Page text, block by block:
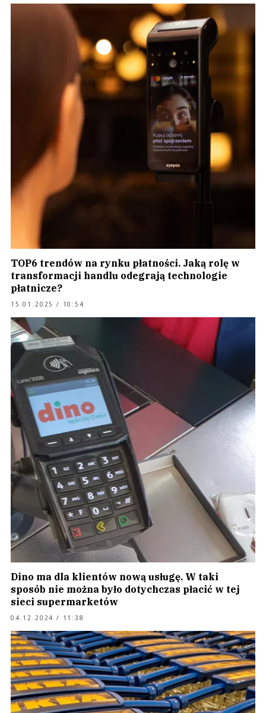
TOP6 trendów na rynku płatności. Jaką rolę w
transformacji handlu odegrają technologie
płatnicze?
15.01.2025 / 10:54
Dino ma dla klientów nową usługę. W taki
sposób nie można było dotychczas płacić w tej
sieci supermarketów
04.12.2024 / 11:38